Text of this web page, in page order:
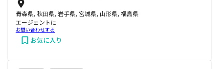
青森県, 秋田県, 岩手県, 宮城県, 山形県, 福島県
エージェントに
お問い合わせする
お気に入り